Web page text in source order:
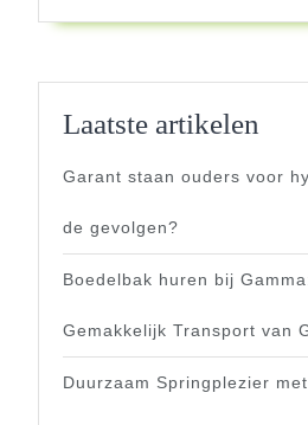
Laatste artikelen
Garant staan ouders voor
de gevolgen?
Boedelbak huren bij
Gemakkelijk Transport van
Duurzaam Springplezier